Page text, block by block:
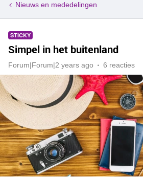
Nieuws en mededelingen
STICKY
Simpel in het buitenland
Forum|Forum|2 years ago 6 reacties